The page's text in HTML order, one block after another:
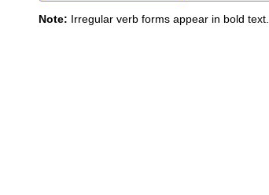
Note: Irregular verb forms appear in bold text.